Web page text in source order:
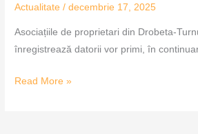
Actualitate /decembrie 17, 2025
Asociațiile de proprietari din Drobeta-
înregistrează datorii vor primi, în
Read More »